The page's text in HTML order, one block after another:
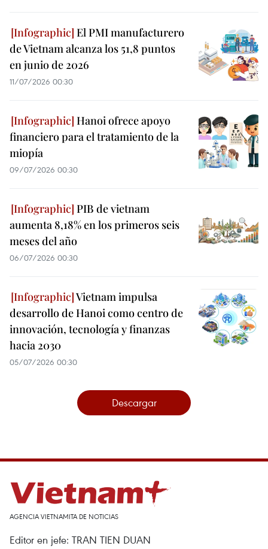
El PMI manufacturero
de Vietnam alcanza los 51,8 puntos
en junio de 2026
11/07/2026 00:30
Hanoi ofrece apoyo
financiero para el tratamiento de la
miopía
09/07/2026 00:30
PIB de vietnam
aumenta 8,18% en los primeros seis
meses del año
06/07/2026 00:30
Vietnam impulsa
desarrollo de Hanoi como centro de
innovación, tecnología y finanzas
hacia 2030
05/07/2026 00:30
Descargar
AGENCIA VIETNAMITA DE NOTICIAS
Editor en jefe: TRAN TIEN DUAN